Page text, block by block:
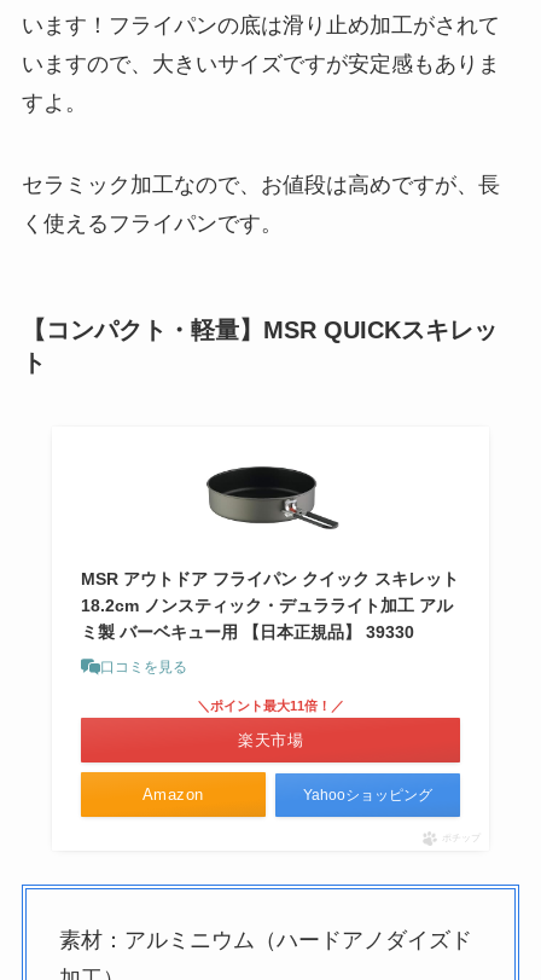
います！フライパンの底は滑り止め加工がされて
いますので、大きいサイズですが安定感もありま
すよ。
セラミック加工なので、お値段は高めですが、長
く使えるフライパンです。
【コンパクト・軽量】MSR QUICKスキレッ
ト
MSR アウトドア フライパン クイック スキレット
18.2cm ノンスティック・デュラライト加工 アル
ミ製 バーベキュー用 【日本正規品】 39330
口コミを見る
Amazon
＼ポイント最大11倍！／
楽天市場
Yahooショッピング
ポチップ
素材：アルミニウム（ハードアノダイズド